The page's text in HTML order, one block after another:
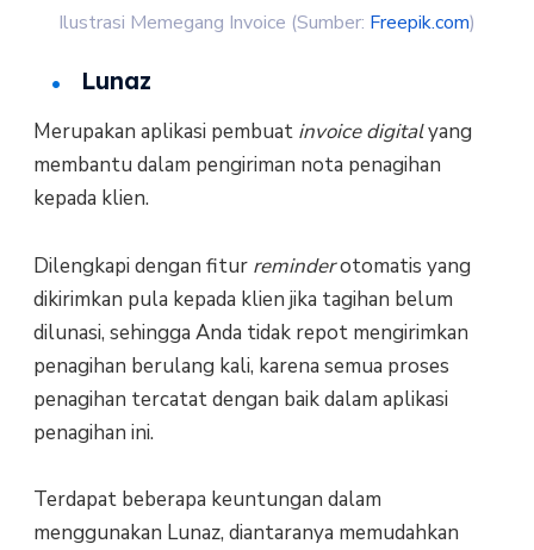
Ilustrasi Memegang Invoice (Sumber: Freepik.com)
Lunaz
Merupakan aplikasi pembuat invoice digitalyang
membantu dalam pengiriman nota penagihan
kepada klien.
Dilengkapi dengan fitur reminderotomatis yang
dikirimkan pula kepada klien jika tagihan belum
dilunasi, sehingga Anda tidak repot mengirimkan
penagihan berulang kali, karena semua proses
penagihan tercatat dengan baik dalam aplikasi
penagihan ini.
Terdapat beberapa keuntungan dalam
menggunakan Lunaz, diantaranya memudahkan